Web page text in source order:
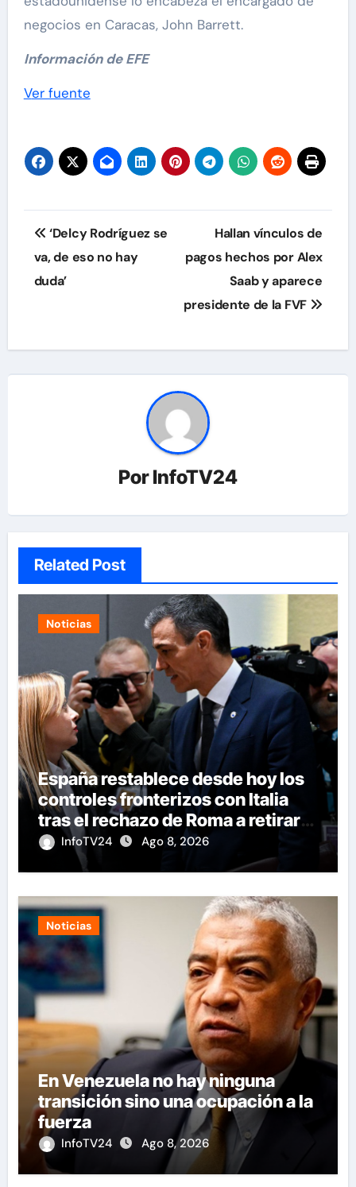
negocios en Caracas, John Barrett.
Información de EFE
Ver fuente
Navegación
de
entradas
‘Delcy Rodríguez se
va, de eso no hay
duda’
Hallan vínculos de
pagos hechos por Alex
Saab y aparece
presidente de la FVF
PorInfoTV24
Related Post
Noticias
España restablece desde hoy los
controles fronterizos con Italia
tras el rechazo de Roma a retirar
las restricciones
InfoTV24 Ago 8, 2026
Noticias
En Venezuela no hay ninguna
transición sino una ocupación a la
fuerza
InfoTV24 Ago 8, 2026